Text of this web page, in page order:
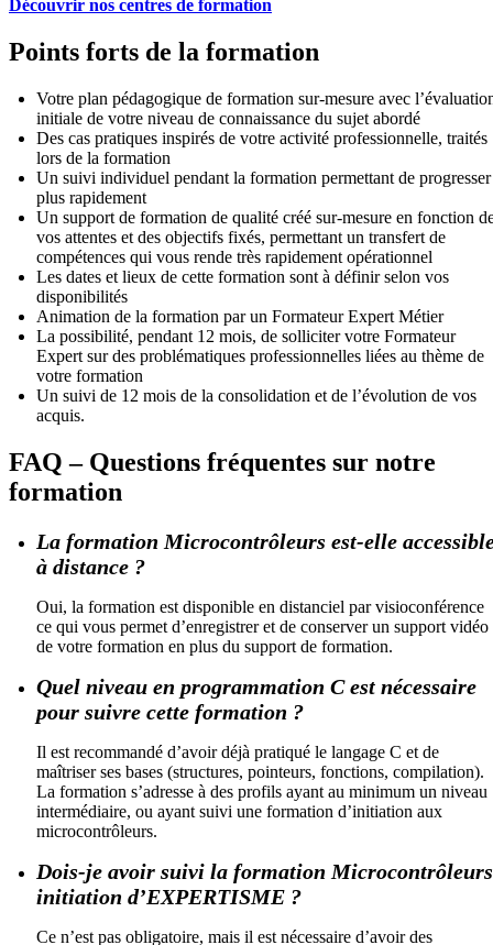
Découvrir nos centres de formation
Points forts de la formation
Votre plan pédagogique de formation sur-mesure avec
initiale de votre niveau de connaissance du sujet abordé
Des cas pratiques inspirés de votre activité professionnelle, traités
lors de la formation
Un suivi individuel pendant la formation permettant de progresser
plus rapidement
Un support de formation de qualité créé sur-mesure en fonction
vos attentes et des objectifs fixés, permettant un transfert de
compétences qui vous rende très rapidement opérationnel
Les dates et lieux de cette formation sont à définir selon vos
disponibilités
Animation de la formation par un Formateur Expert Métier
La possibilité, pendant 12 mois, de solliciter votre Formateur
Expert sur des problématiques professionnelles liées au thème de
votre formation
Un suivi de 12 mois de la consolidation et de l’évolution de vos
acquis.
FAQ – Questions fréquentes sur notre
formation
La formation Microcontrôleurs est-elle
à distance ?
Oui, la formation est disponible en distanciel par visioconférence
ce qui vous permet d’enregistrer et de conserver un support vidéo
de votre formation en plus du support de formation.
Quel niveau en programmation C est nécessaire
pour suivre cette formation ?
Il est recommandé d’avoir déjà pratiqué le langage C et de
maîtriser ses bases (structures, pointeurs, fonctions, compilation).
La formation s’adresse à des profils ayant au minimum un niveau
intermédiaire, ou ayant suivi une formation d’initiation aux
microcontrôleurs.
Dois-je avoir suivi la formation Microcontrôleurs
initiation d’EXPERTISME ?
Ce n’est pas obligatoire, mais il est nécessaire d’avoir des